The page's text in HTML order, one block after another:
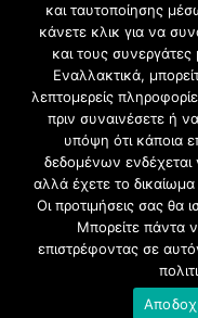
2021
και ταυτοποίησης
κάνετε κλικ για να
και τους
Εναλλακτικά,
λεπτομερείς
πριν συναινέσετε ή
υπόψη ότι κάποια
δεδομένων ενδέχεται
αλλά έχετε το
Οι προτιμήσεις σας θα
Μπορείτε πάντα
επιστρέφοντας σε